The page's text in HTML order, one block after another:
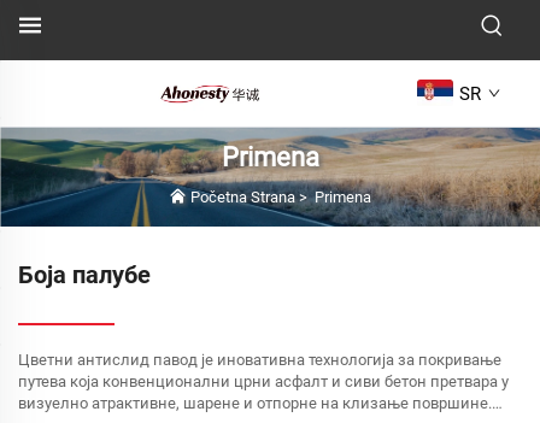
SR
Primena
Početna Strana>Primena
Боја палубе
Цветни антислид павод је иновативна технологија за покривање
путева која конвенционални црни асфалт и сиви бетон претвара у
визуелно атрактивне, шарене и отпорне на клизање површине.